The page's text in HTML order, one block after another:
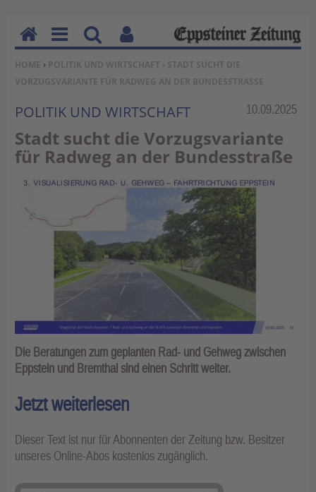
SIE BEFINDEN SICH HIER:
HOME › POLITIK UND WIRTSCHAFT › STADT SUCHT DIE
VORZUGSVARIANTE FÜR RADWEG AN DER BUNDESSTRASSE
Rubrik:
POLITIK UND WIRTSCHAFT 10.09.2025
Stadt sucht die Vorzugsvariante
für Radweg an der Bundesstraße
Die Beratungen zum geplanten Rad- und Gehweg zwischen
Eppstein und Bremthal sind einen Schritt weiter.
Jetzt weiterlesen
Dieser Text ist nur für Abonnenten der Zeitung bzw. Besitzer
unseres Online-Abos kostenlos zugänglich.
H
o
m
e
M
en
u
Su
ch
en
Be
nu
tz
erf
un
kti
on
en